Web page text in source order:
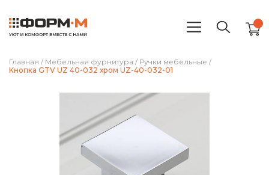
Главная / Мебельная фурнитура / Ручки мебельные /
Кнопка GTV UZ 40-032 хром UZ-40-032-01